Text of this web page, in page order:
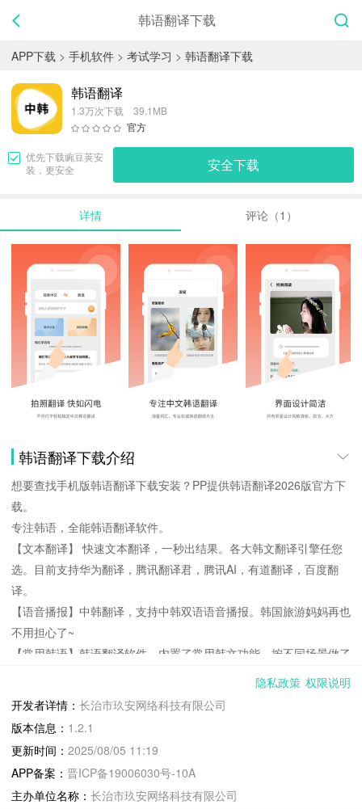
韩语翻译下载
APP下载 > 手机软件 > 考试学习 > 韩语翻译下载
韩语翻译
1.3万次下载 39.1MB
官方
优先下载豌豆荚安
装，更安全
安全下载
详情 评论（1）
韩语翻译下载介绍
想要查找手机版韩语翻译下载安装？PP提供韩语翻译2026版官方下
载。
专注韩语，全能韩语翻译软件。
【文本翻译】 快速文本翻译，一秒出结果。各大韩文翻译引擎任您
选。目前支持华为翻译，腾讯翻译君，腾讯AI，有道翻译，百度翻
译。
【语音播报】中韩翻译，支持中韩双语语音播报。韩国旅游妈妈再也
不用担心了~
【常用韩语】韩语翻译软件，内置了常用韩文功能。按不同场景做了
详尽分类。支持离线功能哦， 再也不怕无网络无法沟通的尴尬了。
【翻译结果大屏展示】 翻译结果大屏展示，让国际友人看内容的时
候，不再困难，专业韩日翻译利器！
还在为看韩剧
【双语阅读】 经典中韩双语小说， 韩国经典影视台词双语赏析，让
学习不再无聊。
隐私政策 权限说明
开发者详情： 长治市玖安网络科技有限公司
版本信息： 1.2.1
更新时间： 2025/08/05 11:19
APP备案： 晋ICP备19006030号-10A
主办单位名称： 长治市玖安网络科技有限公司